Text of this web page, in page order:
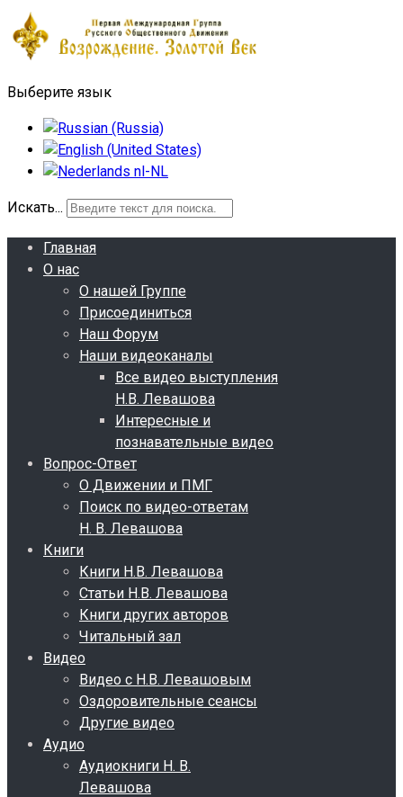
Выберите язык
Искать...
Главная
О нас
О нашей Группе
Присоединиться
Наш Форум
Наши видеоканалы
Все видео выступления
Н.В. Левашова
Интересные и
познавательные видео
Вопрос-Ответ
О Движении и ПМГ
Поиск по видео-ответам
Н. В. Левашова
Книги
Книги Н.В. Левашова
Статьи Н.В. Левашова
Книги других авторов
Читальный зал
Видео
Видео с Н.В. Левашовым
Оздоровительные сеансы
Другие видео
Аудио
Аудиокниги Н. В.
Левашова